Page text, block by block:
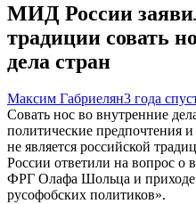
МИД России
традиции совать
дела стран
Максим Габриелян3 года
Совать нос во внутренние
политические предпочтения
не является российской
России ответили на вопрос о
ФРГ Олафа Шольца и приходе
русофобских политиков».